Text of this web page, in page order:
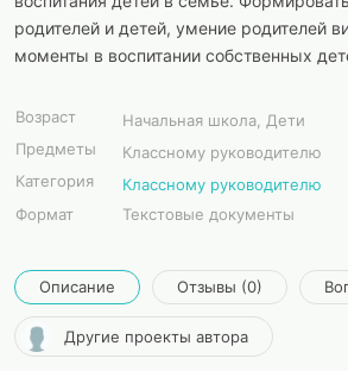
родителей и детей, умение родителей
моменты в воспитании собственных
Возраст
Начальная школа, Дети
Предметы
Классному руководителю
Категория
Классному руководителю
Формат
Текстовые документы
Описание Отзывы (0)
Другие проекты автора